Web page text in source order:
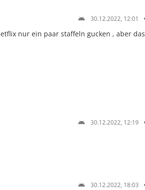
30.12.2022, 12:01
nur ein paar staffeln gucken , aber das
30.12.2022, 12:19
30.12.2022, 18:03